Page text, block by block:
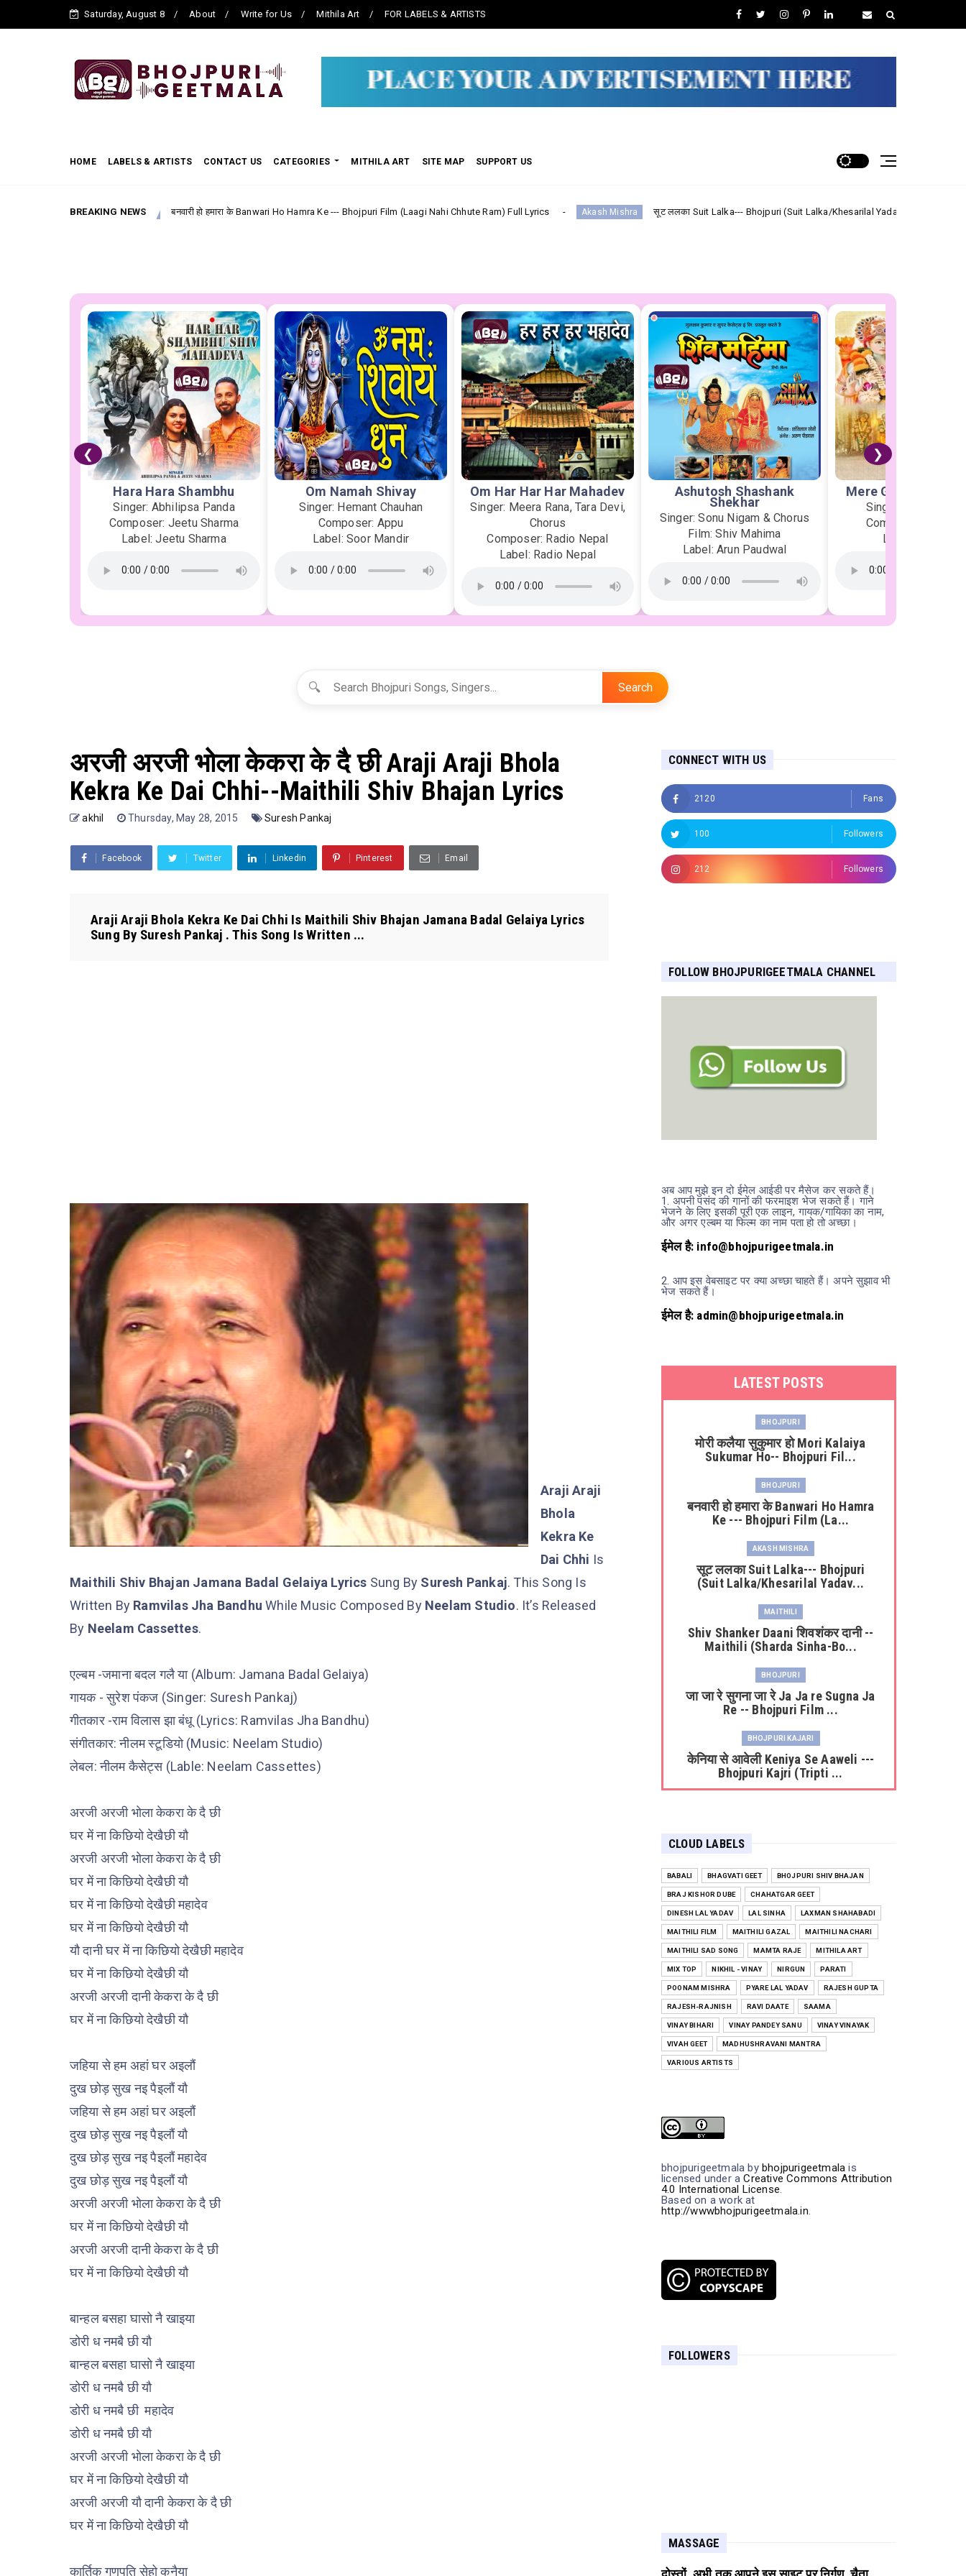
Saturday, August 8 About Write for Us Mithila Art FOR LABELS & ARTISTS
HOME LABELS & ARTISTS CONTACT US CATEGORIES MITHILA ART SITE MAP SUPPORT US
BREAKING NEWS
bhojpuri बनवारी हो हमारा के Banwari Ho Hamra Ke --- Bhojpuri Film (Laagi Nahi Chhute Ram) Full Lyrics Akash Mishra सूट ललका Suit Lalka--- Bhojpuri (Suit Lalka/Khesarilal Yadav) Lyrics Maithili
❮ ❯
Hara Hara Shambhu
Singer: Abhilipsa Panda
Composer: Jeetu Sharma
Label: Jeetu Sharma
Om Namah Shivay
Singer: Hemant Chauhan
Composer: Appu
Label: Soor Mandir
Om Har Har Har Mahadev
Singer: Meera Rana, Tara Devi,
Chorus
Composer: Radio Nepal
Label: Radio Nepal
Ashutosh Shashank
Shekhar
Singer: Sonu Nigam & Chorus
Film: Shiv Mahima
Label: Arun Paudwal
Mere Ghar Ram
Singer: Jubin
Composer: Payal
Label: T-Series
🔍 Search
अरजी अरजी भोला केकरा के दै छी Araji Araji Bhola
Kekra Ke Dai Chhi--Maithili Shiv Bhajan Lyrics
akhil Thursday, May 28, 2015 Suresh Pankaj
Facebook Twitter Linkedin Pinterest Email
Araji Araji Bhola Kekra Ke Dai Chhi Is Maithili Shiv Bhajan Jamana Badal Gelaiya Lyrics
Sung By Suresh Pankaj . This Song Is Written ...
Araji Araji
Bhola
Kekra Ke
Dai Chhi Is
Maithili Shiv Bhajan Jamana Badal Gelaiya Lyrics Sung By Suresh Pankaj. This Song Is
Written By Ramvilas Jha Bandhu While Music Composed By Neelam Studio. It’s Released
By Neelam Cassettes.
एल्बम -जमाना बदल गलै या (Album: Jamana Badal Gelaiya)
गायक - सुरेश पंकज (Singer: Suresh Pankaj)
गीतकार -राम विलास झा बंधू (Lyrics: Ramvilas Jha Bandhu)
संगीतकार: नीलम स्टूडियो (Music: Neelam Studio)
लेबल: नीलम कैसेट्स (Lable: Neelam Cassettes)
अरजी अरजी भोला केकरा के दै छी
घर में ना किछियो देखैछी यौ
अरजी अरजी भोला केकरा के दै छी
घर में ना किछियो देखैछी यौ
घर में ना किछियो देखैछी महादेव
घर में ना किछियो देखैछी यौ
यौ दानी घर में ना किछियो देखैछी महादेव
घर में ना किछियो देखैछी यौ
अरजी अरजी दानी केकरा के दै छी
घर में ना किछियो देखैछी यौ
जहिया से हम अहां घर अइलौं
दुख छोड़ सुख नइ पैइलौं यौ
जहिया से हम अहां घर अइलौं
दुख छोड़ सुख नइ पैइलौं यौ
दुख छोड़ सुख नइ पैइलौं महादेव
दुख छोड़ सुख नइ पैइलौं यौ
अरजी अरजी भोला केकरा के दै छी
घर में ना किछियो देखैछी यौ
अरजी अरजी दानी केकरा के दै छी
घर में ना किछियो देखैछी यौ
बान्हल बसहा घासो नै खाइया
डोरी ध नमबै छी यौ
बान्हल बसहा घासो नै खाइया
डोरी ध नमबै छी यौ
डोरी ध नमबै छी महादेव
डोरी ध नमबै छी यौ
अरजी अरजी भोला केकरा के दै छी
घर में ना किछियो देखैछी यौ
अरजी अरजी यौ दानी केकरा के दै छी
घर में ना किछियो देखैछी यौ
कार्तिक गणपति सेहो कनैया
CONNECT WITH US
2120 Fans
100 Followers
212 Followers
FOLLOW BHOJPURIGEETMALA CHANNEL
अब आप मुझे इन दो ईमेल आईडी पर मैसेज कर सकते हैं।
1. अपनी पसंद की गानों की फरमाइश भेज सकते हैं। गाने
भेजने के लिए इसकी पूरी एक लाइन, गायक/गायिका का नाम,
और अगर एल्बम या फिल्म का नाम पता हो तो अच्छा।
ईमेल है: info@bhojpurigeetmala.in
2. आप इस वेबसाइट पर क्या अच्छा चाहते हैं। अपने सुझाव भी
भेज सकते हैं।
ईमेल है: admin@bhojpurigeetmala.in
LATEST POSTS
BHOJPURI
मोरी कलैया सुकुमार हो Mori Kalaiya
Sukumar Ho-- Bhojpuri Fil...
BHOJPURI
बनवारी हो हमारा के Banwari Ho Hamra
Ke --- Bhojpuri Film (La...
AKASH MISHRA
सूट ललका Suit Lalka--- Bhojpuri
(Suit Lalka/Khesarilal Yadav...
MAITHILI
Shiv Shanker Daani शिवशंकर दानी --
Maithili (Sharda Sinha-Bo...
BHOJPURI
जा जा रे सुगना जा रे Ja Ja re Sugna Ja
Re -- Bhojpuri Film ...
BHOJPURI KAJARI
केनिया से आवेली Keniya Se Aaweli ---
Bhojpuri Kajri (Tripti ...
-- Bhojpuri Film (Laagi ...
नीक सैंयां बिन भवनमां Neek Saiyan Bin
Bhavanma--- Bhojpuri ...
BHOJPURI
ना डरबै ना डरबै Na Darbai Na Darbai --
Bhojpuri Film ( Bides...
BHOJPURI
इश्क करे ऊ Ishq Kare OO--- Bhojpuri
Film ( Bidesiya) Full Ly...
CLOUD LABELS
BABALI BHAGVATI GEET BHOJPURI SHIV BHAJAN
BRAJ KISHOR DUBE CHAHATGAR GEET
DINESH LAL YADAV LAL SINHA LAXMAN SHAHABADI
MAITHILI FILM MAITHILI GAZAL MAITHILI NACHARI
MAITHILI SAD SONG MAMTA RAJE MITHILA ART
MIX TOP NIKHIL - VINAY NIRGUN PARATI
POONAM MISHRA PYARE LAL YADAV RAJESH GUPTA
RAJESH-RAJNISH RAVI DAATE SAAMA
VINAY BIHARI VINAY PANDEY SANU VINAY VINAYAK
VIVAH GEET MADHUSHRAVANI MANTRA
VARIOUS ARTISTS
bhojpurigeetmala bybhojpurigeetmala is
licensed under aCreative Commons Attribution
4.0 International License
Based on a work at
http://wwwbhojpurigeetmala.in
FOLLOWERS
MASSAGE